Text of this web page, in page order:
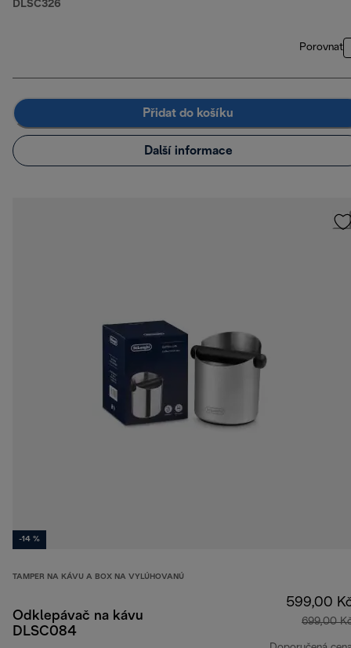
DLSC326
Porovnat
Přidat do košíku
Další informace
-14 %
TAMPER NA KÁVU A BOX NA VYLÚHOVANÚ
Odklepávač na kávu
DLSC084
599,00
699,00